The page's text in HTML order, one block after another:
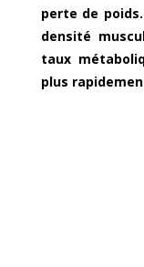
perte de
densité
taux
plus